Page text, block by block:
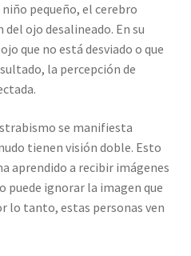
pequeño, el cerebro
ojo desalineado. En su
que no está desviado o que
la percepción de
se manifiesta
tienen visión doble. Esto
aprendido a recibir imágenes
puede ignorar la imagen que
lo tanto, estas personas ven